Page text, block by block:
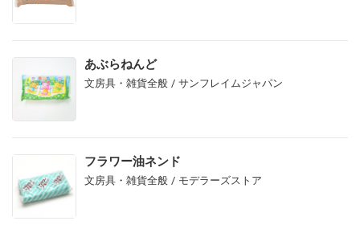
あぶらねんど
文房具・雑貨全般 / サンフレイムジャパン
フラワー油ネンド
文房具・雑貨全般 / モデラーズストア